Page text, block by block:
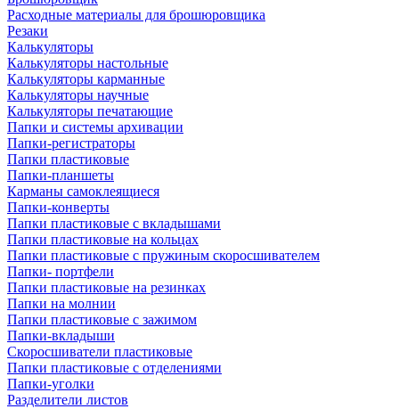
Расходные материалы для брошюровщика
Резаки
Калькуляторы
Калькуляторы настольные
Калькуляторы карманные
Калькуляторы научные
Калькуляторы печатающие
Папки и системы архивации
Папки-регистраторы
Папки пластиковые
Папки-планшеты
Карманы самоклеящиеся
Папки-конверты
Папки пластиковые с вкладышами
Папки пластиковые на кольцах
Папки пластиковые с пружиным скоросшивателем
Папки- портфели
Папки пластиковые на резинках
Папки на молнии
Папки пластиковые с зажимом
Папки-вкладыши
Скоросшиватели пластиковые
Папки пластиковые с отделениями
Папки-уголки
Разделители листов